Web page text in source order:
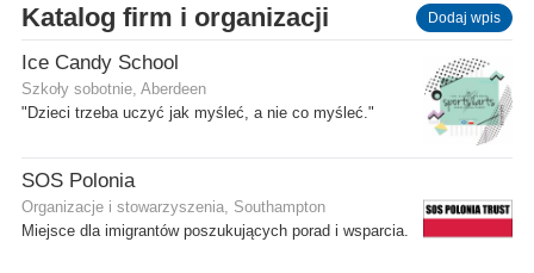
Katalog firm i organizacji Dodaj wpis
Ice Candy School
Szkoły sobotnie, Aberdeen
"Dzieci trzeba uczyć jak myśleć, a nie co myśleć."
SOS Polonia
Organizacje i stowarzyszenia, Southampton
Miejsce dla imigrantów poszukujących porad i wsparcia.